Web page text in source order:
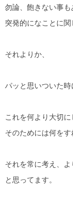
勿論、飽きない事も
突発的になことに関
それよりか、
パッと思いついた時
これを何より大切
そのためには何をす
それを常に考え、
と思ってます。